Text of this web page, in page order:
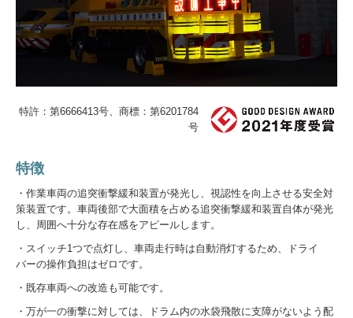
新規協力会社登録
特許：第6666413号、商標：第6201784
号
特徴
・作業車両の追突衝撃緩和装置が発光し、視認性を向上させる安全対
策装置です。車両後部で大面積を占める追突衝撃緩和装置自体が発光
し、周囲へ十分な存在感をアピールします。
・スイッチ1つで点灯し、車両走行時は自動消灯するため、ドライ
バーの操作負担はゼロです。
・既存車両への改造も可能です。
・万が一の衝撃に対しては、ドラム内の水袋飛散に支障がないよう配